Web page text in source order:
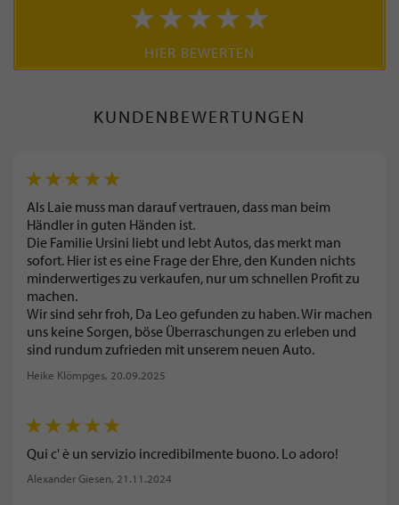
HIER BEWERTEN
KUNDENBEWERTUNGEN
Als Laie muss man darauf vertrauen, dass man beim
Händler in guten Händen ist.
Die Familie Ursini liebt und lebt Autos, das merkt man
sofort. Hier ist es eine Frage der Ehre, den Kunden nichts
minderwertiges zu verkaufen, nur um schnellen Profit zu
machen.
Wir sind sehr froh, Da Leo gefunden zu haben. Wir machen
uns keine Sorgen, böse Überraschungen zu erleben und
sind rundum zufrieden mit unserem neuen Auto.
Heike Klömpges, 20.09.2025
Qui c' è un servizio incredibilmente buono. Lo adoro!
Alexander Giesen, 21.11.2024